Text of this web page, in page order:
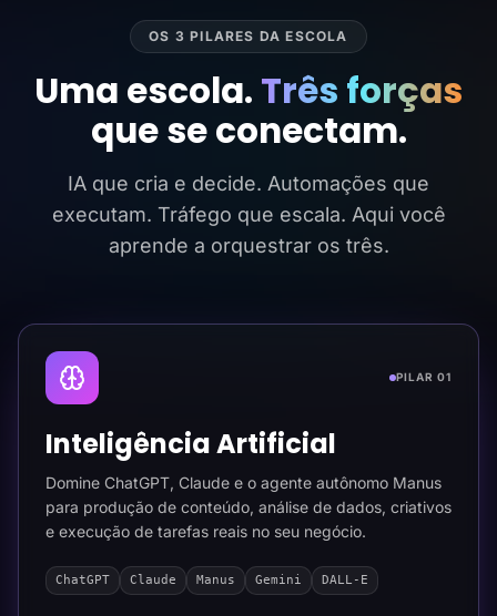
OS 3 PILARES DA ESCOLA
Uma escola. Três forças
que se conectam.
IA que cria e decide. Automações que
executam. Tráfego que escala. Aqui você
aprende a orquestrar os três.
PILAR 01
Inteligência Artificial
Domine ChatGPT, Claude e o agente autônomo Manus
para produção de conteúdo, análise de dados, criativos
e execução de tarefas reais no seu negócio.
ChatGPT Claude Manus Gemini DALL-E